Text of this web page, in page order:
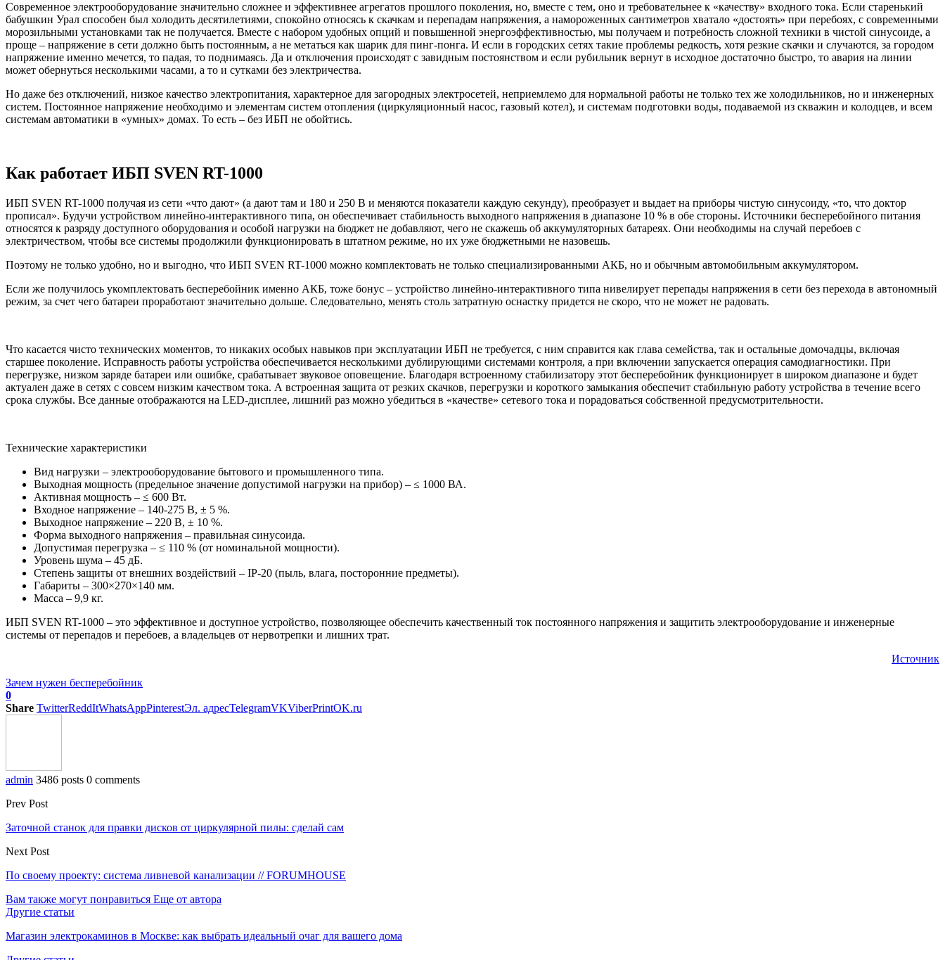
Современное электрооборудование значительно сложнее и эффективнее агрегатов прошлого поколения, но, вместе с тем, оно и требовательнее к «качеству» входного тока. Если старенький
бабушкин Урал способен был холодить десятилетиями, спокойно относясь к скачкам и перепадам напряжения, а намороженных сантиметров хватало «достоять» при перебоях, с современными
морозильными установками так не получается. Вместе с набором удобных опций и повышенной энергоэффективностью, мы получаем и потребность сложной техники в чистой синусоиде, а
проще – напряжение в сети должно быть постоянным, а не метаться как шарик для пинг-понга. И если в городских сетях такие проблемы редкость, хотя резкие скачки и случаются, за городом
напряжение именно мечется, то падая, то поднимаясь. Да и отключения происходят с завидным постоянством и если рубильник вернут в исходное достаточно быстро, то авария на линии
может обернуться несколькими часами, а то и сутками без электричества.
Но даже без отключений, низкое качество электропитания, характерное для загородных электросетей, неприемлемо для нормальной работы не только тех же холодильников, но и инженерных
систем. Постоянное напряжение необходимо и элементам систем отопления (циркуляционный насос, газовый котел), и системам подготовки воды, подаваемой из скважин и колодцев, и всем
системам автоматики в «умных» домах. То есть – без ИБП не обойтись.
Как работает ИБП SVEN RT-1000
ИБП SVEN RT-1000 получая из сети «что дают» (а дают там и 180 и 250 В и меняются показатели каждую секунду), преобразует и выдает на приборы чистую синусоиду, «то, что доктор
прописал». Будучи устройством линейно-интерактивного типа, он обеспечивает стабильность выходного напряжения в диапазоне 10 % в обе стороны. Источники бесперебойного питания
относятся к разряду доступного оборудования и особой нагрузки на бюджет не добавляют, чего не скажешь об аккумуляторных батареях. Они необходимы на случай перебоев с
электричеством, чтобы все системы продолжили функционировать в штатном режиме, но их уже бюджетными не назовешь.
Поэтому не только удобно, но и выгодно, что ИБП SVEN RT-1000 можно комплектовать не только специализированными АКБ, но и обычным автомобильным аккумулятором.
Если же получилось укомплектовать бесперебойник именно АКБ, тоже бонус – устройство линейно-интерактивного типа нивелирует перепады напряжения в сети без перехода в автономный
режим, за счет чего батареи проработают значительно дольше. Следовательно, менять столь затратную оснастку придется не скоро, что не может не радовать.
Что касается чисто технических моментов, то никаких особых навыков при эксплуатации ИБП не требуется, с ним справится как глава семейства, так и остальные домочадцы, включая
старшее поколение. Исправность работы устройства обеспечивается несколькими дублирующими системами контроля, а при включении запускается операция самодиагностики. При
перегрузке, низком заряде батареи или ошибке, срабатывает звуковое оповещение. Благодаря встроенному стабилизатору этот бесперебойник функционирует в широком диапазоне и будет
актуален даже в сетях с совсем низким качеством тока. А встроенная защита от резких скачков, перегрузки и короткого замыкания обеспечит стабильную работу устройства в течение всего
срока службы. Все данные отображаются на LED-дисплее, лишний раз можно убедиться в «качестве» сетевого тока и порадоваться собственной предусмотрительности.
Технические характеристики
Вид нагрузки – электрооборудование бытового и промышленного типа.
Выходная мощность (предельное значение допустимой нагрузки на прибор) – ≤ 1000 ВА.
Активная мощность – ≤ 600 Вт.
Входное напряжение – 140-275 В, ± 5 %.
Выходное напряжение – 220 В, ± 10 %.
Форма выходного напряжения – правильная синусоида.
Допустимая перегрузка – ≤ 110 % (от номинальной мощности).
Уровень шума – 45 дБ.
Степень защиты от внешних воздействий – IP-20 (пыль, влага, посторонние предметы).
Габариты – 300×270×140 мм.
Масса – 9,9 кг.
ИБП SVEN RT-1000 – это эффективное и доступное устройство, позволяющее обеспечить качественный ток постоянного напряжения и защитить электрооборудование и инженерные
системы от перепадов и перебоев, а владельцев от нервотрепки и лишних трат.
Источник
Зачем нужен бесперебойник
0
Share TwitterReddItWhatsAppPinterestЭл. адресTelegramVKViberPrintOK.ru
admin 3486 posts 0 comments
Prev Post
Заточной станок для правки дисков от циркулярной пилы: сделай сам
Next Post
По своему проекту: система ливневой канализации // FORUMHOUSE
Вам также могут понравиться Еще от автора
Другие статьи
Магазин электрокаминов в Москве: как выбрать идеальный очаг для вашего дома